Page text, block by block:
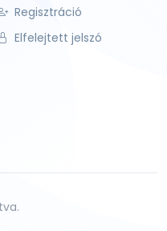
Regisztráció
Elfelejtett jelszó